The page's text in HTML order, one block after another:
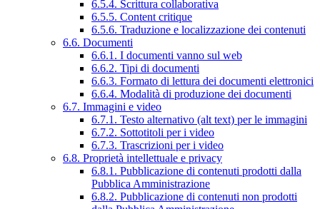
6.5.4. Scrittura collaborativa
6.5.5. Content critique
6.5.6. Traduzione e localizzazione dei contenuti
6.6. Documenti
6.6.1. I documenti vanno sul web
6.6.2. Tipi di documenti
6.6.3. Formato di lettura dei documenti elettronici
6.6.4. Modalità di produzione dei documenti
6.7. Immagini e video
6.7.1. Testo alternativo (alt text) per le immagini
6.7.2. Sottotitoli per i video
6.7.3. Trascrizioni per i video
6.8. Proprietà intellettuale e privacy
6.8.1. Pubblicazione di contenuti prodotti dalla
Pubblica Amministrazione
6.8.2. Pubblicazione di contenuti non prodotti